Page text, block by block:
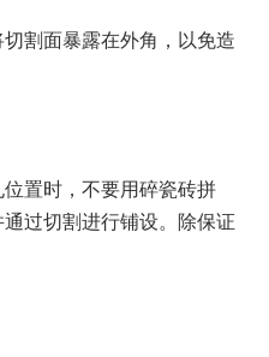
割面暴露在外角，以免造
置时，不要用碎瓷砖拼
过切割进行铺设。除保证